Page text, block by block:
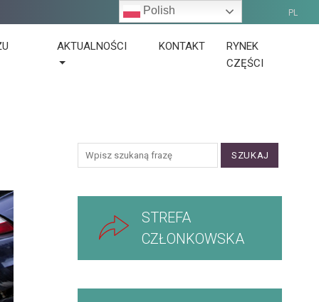
PL
AKTUALNOŚCI KONTAKT
RYNEK
CZĘŚCI
SZUKAJ
STREFA
CZŁONKOWSKA
Polish